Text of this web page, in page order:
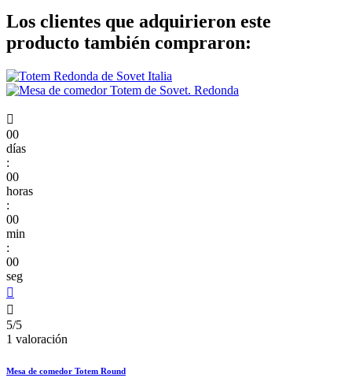
Los clientes que adquirieron este
producto también compraron:

00
días
:
00
horas
:
00
min
:
00
seg


5/5
1 valoración
Mesa de comedor Totem Round